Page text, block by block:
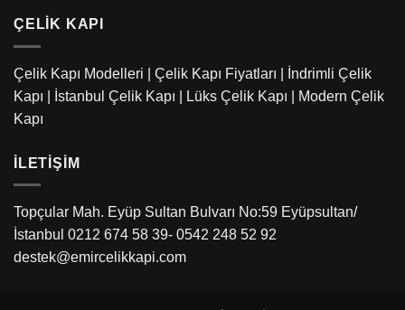
ÇELIK KAPI
Çelik Kapı Modelleri Çelik Kapı Fiyatları
İndrimli Çelik
Kapı
İstanbul Çelik Kapı Lüks Çelik Kapı
Modern Çelik
Kapı
İLETIŞIM
Topçular Mah. Eyüp Sultan Bulvarı No:59 Eyüpsultan/
İstanbul 0212 674 58 39- 0542 248 52 92
destek@emircelikkapi.com